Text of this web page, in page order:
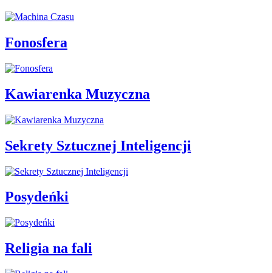
Fonosfera
Kawiarenka Muzyczna
Sekrety Sztucznej Inteligencji
Posydeńki
Religia na fali